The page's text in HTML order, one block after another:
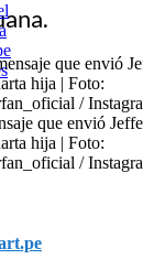
que envió
hija | Foto:
/